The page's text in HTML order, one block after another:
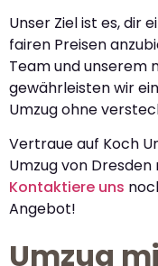
Unser Ziel ist es, dir
fairen Preisen
Team und unserem
gewährleisten wir
Umzug ohne
Vertraue auf Koch
Umzug von
Kontaktiere uns
Angebot!
Umzug